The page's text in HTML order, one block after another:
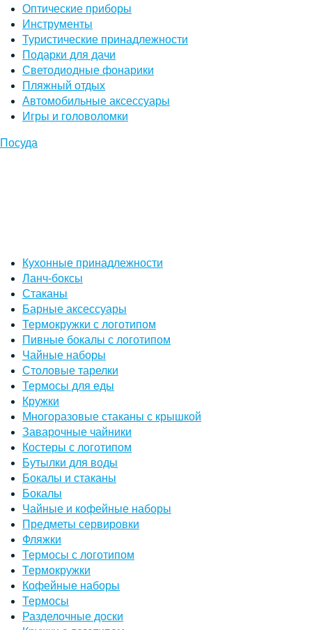
Оптические приборы
Инструменты
Туристические принадлежности
Подарки для дачи
Светодиодные фонарики
Пляжный отдых
Автомобильные аксессуары
Игры и головоломки
Посуда
Кухонные принадлежности
Ланч-боксы
Стаканы
Барные аксессуары
Термокружки с логотипом
Пивные бокалы с логотипом
Чайные наборы
Столовые тарелки
Термосы для еды
Кружки
Многоразовые стаканы с крышкой
Заварочные чайники
Костеры с логотипом
Бутылки для воды
Бокалы и стаканы
Бокалы
Чайные и кофейные наборы
Предметы сервировки
Фляжки
Термосы с логотипом
Термокружки
Кофейные наборы
Термосы
Разделочные доски